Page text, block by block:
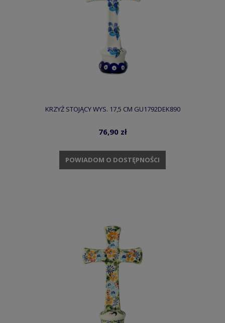
KRZYŻ STOJĄCY WYS. 17,5 CM GU1792DEK890
76,90 zł
POWIADOM O DOSTĘPNOŚCI